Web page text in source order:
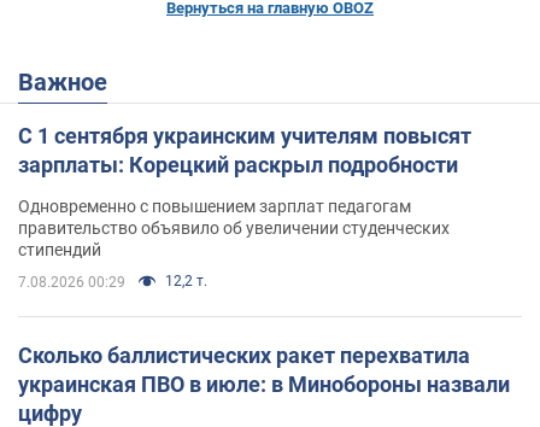
Вернуться на главную OBOZ
Важное
С 1 сентября украинским учителям повысят
зарплаты: Корецкий раскрыл подробности
Одновременно с повышением зарплат педагогам
правительство объявило об увеличении студенческих
стипендий
7.08.2026 00:29 12,2 т.
Сколько баллистических ракет перехватила
украинская ПВО в июле: в Минобороны назвали
цифру